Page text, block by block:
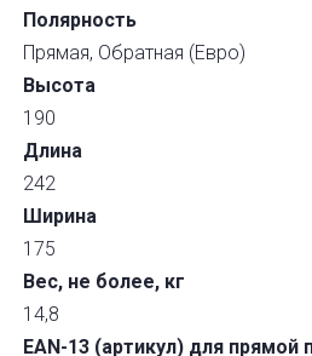
Полярность
Прямая, Обратная (Евро)
Высота
190
Длина
242
Ширина
175
Вес, не более, кг
14,8
EAN-13 (артикул) для прямой